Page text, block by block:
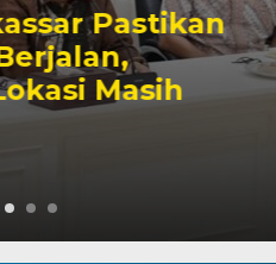
Pastikan
Masih